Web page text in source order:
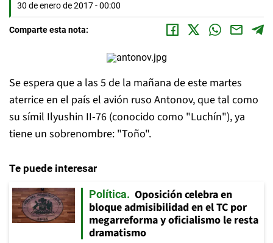
30 de enero de 2017 - 00:00
Comparte esta nota:
Se espera que a las 5 de la mañana de este martes
aterrice en el país el avión ruso Antonov, que tal como
su símil Ilyushin II-76 (conocido como "Luchín"), ya
tiene un sobrenombre: "Toño".
Te puede interesar
Política
Oposición celebra en
bloque admisibilidad en el TC por
megarreforma y oficialismo le resta
dramatismo